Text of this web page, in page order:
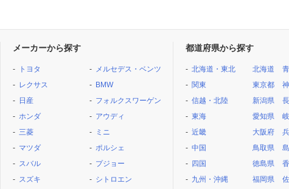
メーカーから探す
トヨタ
レクサス
日産
ホンダ
三菱
マツダ
スバル
スズキ
メルセデス・ベンツ
BMW
フォルクスワーゲン
アウディ
ミニ
ポルシェ
プジョー
シトロエン
都道府県から探す
北海道・東北 北海道
関東
東京都
信越・北陸
新潟県
東海
愛知県
近畿
大阪府
中国
鳥取県
四国
徳島県
九州・沖縄
福岡県